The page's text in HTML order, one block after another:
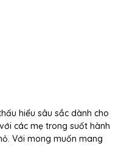
hiểu sâu sắc dành cho
các mẹ trong suốt hành
Với mong muốn mang